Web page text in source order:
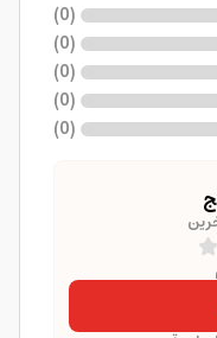
(
0
)
(
0
)
(
0
)
(
0
)
(
0
)